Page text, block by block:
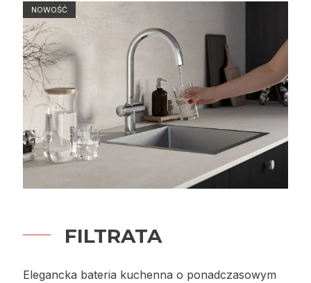
NOWOŚĆ
FILTRATA
Elegancka bateria kuchenna o ponadczasowym